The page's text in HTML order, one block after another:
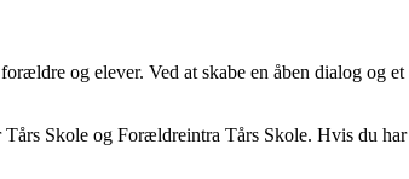
og elever. Ved at skabe en åben dialog og
Skole og Forældreintra Tårs Skole. Hvis du